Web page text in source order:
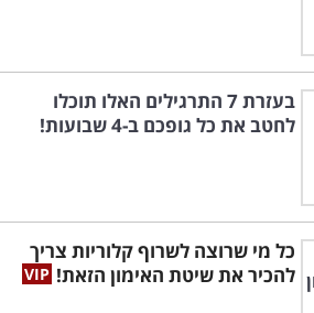
בעזרת 7 התרגילים האלו תוכלו
לחטב את כל גופכם ב-4 שבועות!
כל מי שרוצה לשרוף קלוריות צריך
להכיר את שיטת האימון הזאת!